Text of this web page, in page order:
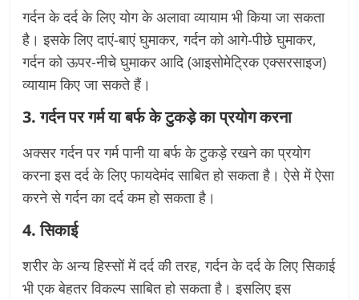
गर्दन के दर्द के लिए योग के अलावा व्यायाम भी किया जा सकता
है। इसके लिए दाएं-बाएं घुमाकर, गर्दन को आगे-पीछे घुमाकर,
गर्दन को ऊपर-नीचे घुमाकर आदि (आइसोमेट्रिक एक्सरसाइज)
व्यायाम किए जा सकते हैं।
3. गर्दन पर गर्म या बर्फ के टुकड़े का प्रयोग करना
अक्सर गर्दन पर गर्म पानी या बर्फ के टुकड़े रखने का प्रयोग
करना इस दर्द के लिए फायदेमंद साबित हो सकता है। ऐसे में ऐसा
करने से गर्दन का दर्द कम हो सकता है।
4. सिकाई
शरीर के अन्य हिस्सों में दर्द की तरह, गर्दन के दर्द के लिए सिकाई
भी एक बेहतर विकल्प साबित हो सकता है। इसलिए इस